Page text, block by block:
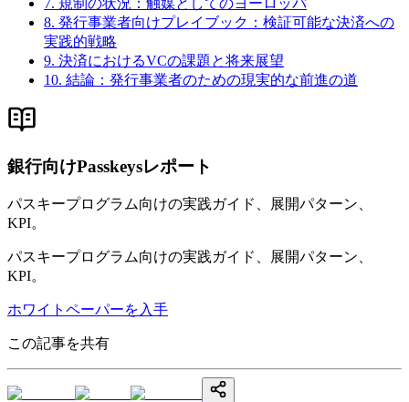
8. 発行事業者向けプレイブック：検証可能な決済への
実践的戦略
9. 決済におけるVCの課題と将来展望
10. 結論：発行事業者のための現実的な前進の道
銀行向けPasskeysレポート
パスキープログラム向けの実践ガイド、展開パターン、
KPI。
パスキープログラム向けの実践ガイド、展開パターン、
KPI。
ホワイトペーパーを入手
この記事を共有